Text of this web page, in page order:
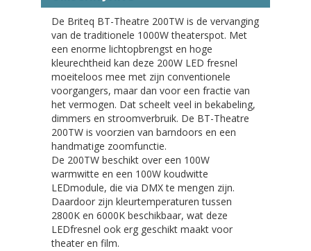
De Briteq BT-Theatre 200TW is de vervanging
van de traditionele 1000W theaterspot. Met
een enorme lichtopbrengst en hoge
kleurechtheid kan deze 200W LED fresnel
moeiteloos mee met zijn conventionele
voorgangers, maar dan voor een fractie van
het vermogen. Dat scheelt veel in bekabeling,
dimmers en stroomverbruik. De BT-Theatre
200TW is voorzien van barndoors en een
handmatige zoomfunctie.
De 200TW beschikt over een 100W
warmwitte en een 100W koudwitte
LEDmodule, die via DMX te mengen zijn.
Daardoor zijn kleurtemperaturen tussen
2800K en 6000K beschikbaar, wat deze
LEDfresnel ook erg geschikt maakt voor
theater en film.